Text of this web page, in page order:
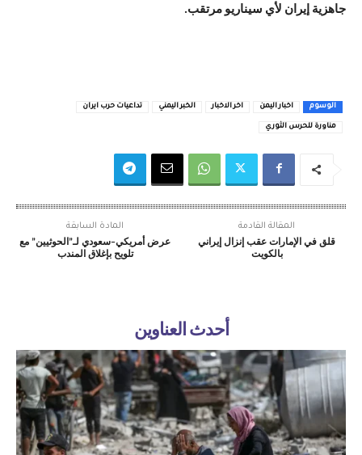
جاهزية إيران لأي سيناريو مرتقب.
الوسوم اخبار اليمن اخر الاخبار الخبر اليمني تداعيات حرب ايران
مناورة للحرس الثوري
المادة السابقة
عرض أمريكي–سعودي لـ”الحوثيين” مع
تلويح بإغلاق المندب
المقالة القادمة
قلق في الإمارات عقب إنزال إيراني
بالكويت
أحدث العناوين